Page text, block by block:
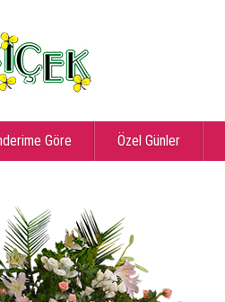
Göre Özel Günler